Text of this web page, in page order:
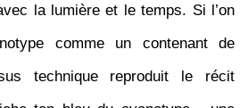
la lumière et le temps. Si l’on
comme un contenant de
technique reproduit le récit